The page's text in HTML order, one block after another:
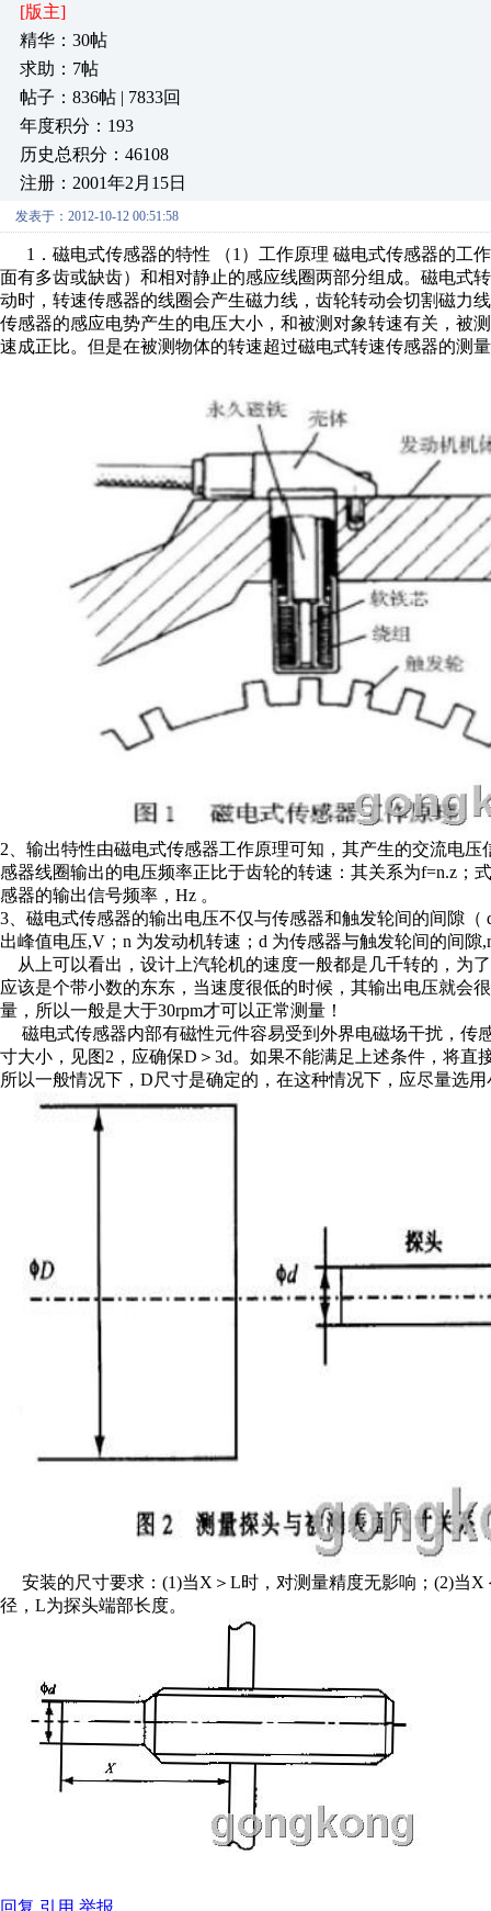
[版主]
精华：30帖
求助：7帖
帖子：836帖 | 7833回
年度积分：193
历史总积分：46108
注册：2001年2月15日
发表于：2012-10-12 00:51:58
1．磁电式传感器的特性 （1）工作原理 磁电式传感器的工
面有多齿或缺齿）和相对静止的感应线圈两部分组成。磁电式
动时，转速传感器的线圈会产生磁力线，齿轮转动会切割磁力
传感器的感应电势产生的电压大小，和被测对象转速有关，被
速成正比。但是在被测物体的转速超过磁电式转速传感器的测
2、输出特性由磁电式传感器工作原理可知，其产生的交流电
感器线圈输出的电压频率正比于齿轮的转速：其关系为f=n.z；
感器的输出信号频率，Hz 。
3、磁电式传感器的输出电压不仅与传感器和触发轮间的间隙
出峰值电压,V；n 为发动机转速；d 为传感器与触发轮间的间隙
从上可以看出，设计上汽轮机的速度一般都是几千转的，为
应该是个带小数的东东，当速度很低的时候，其输出电压就会
量，所以一般是大于30rpm才可以正常测量！
磁电式传感器内部有磁性元件容易受到外界电磁场干扰，传
寸大小，见图2，应确保D＞3d。如果不能满足上述条件，将
所以一般情况下，D尺寸是确定的，在这种情况下，应尽量选
安装的尺寸要求：(1)当X＞L时，对测量精度无影响；(2)当
径，L为探头端部长度。
回复 引用 举报